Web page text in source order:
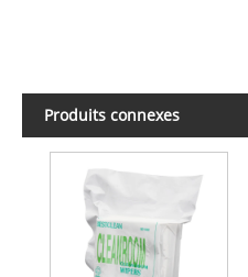
Produits connexes